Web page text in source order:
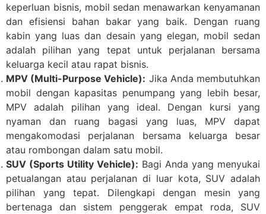
keperluan bisnis, mobil sedan menawarkan kenyamanan
dan efisiensi bahan bakar yang baik. Dengan ruang
kabin yang luas dan desain yang elegan, mobil sedan
adalah pilihan yang tepat untuk perjalanan bersama
keluarga kecil atau rapat bisnis.
MPV (Multi-Purpose Vehicle): Jika Anda membutuhkan
mobil dengan kapasitas penumpang yang lebih besar,
MPV adalah pilihan yang ideal. Dengan kursi yang
nyaman dan ruang bagasi yang luas, MPV dapat
mengakomodasi perjalanan bersama keluarga besar
atau rombongan dalam satu mobil.
SUV (Sports Utility Vehicle): Bagi Anda yang menyukai
petualangan atau perjalanan di luar kota, SUV adalah
pilihan yang tepat. Dilengkapi dengan mesin yang
bertenaga dan sistem penggerak empat roda, SUV